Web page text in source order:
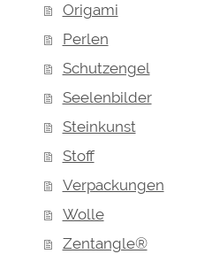
Origami
Perlen
Schutzengel
Seelenbilder
Steinkunst
Stoff
Verpackungen
Wolle
Zentangle®